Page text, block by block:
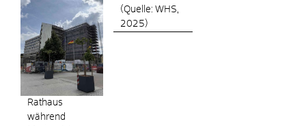
Rathaus
während
(Quelle: WHS,
2025)